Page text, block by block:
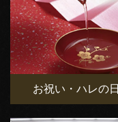
お祝い・ハレの日